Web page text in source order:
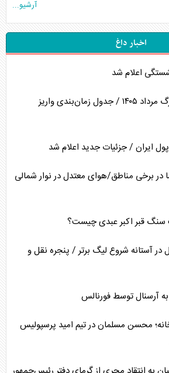
آرشیو...
اخبار داغ
اعلام شد
تغییر زمان واریز کالابرگ مرداد ۱۴۰۵ / جدول زمان‌بندی واریز
ایران / جزئیات جدید اعلام شد
دما در برخی مناطق/هوای معتدل در نوار شمالی
قبر اکبر عبدی چیست؟
در آستانه شروع لیگ برتر / پنجره نقل و
آرسنال توسط فورنالس
محسن مسلمان در تیم امید پرسپولیس